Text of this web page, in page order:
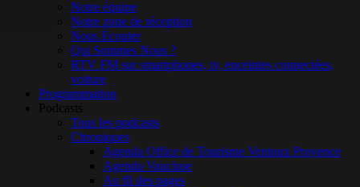
Notre équipe
Notre zone de réception
Nous Écouter
Qui Sommes Nous ?
RTV FM sur smartphones, tv, enceintes connectées,
voiture
Programmation
Podcasts
Tous les podcasts
Chroniques
Agenda Office de Tourisme Ventoux Provence
Agenda Vaucluse
Au fil des pages